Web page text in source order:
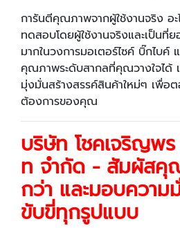
การันตีคุณภาพจากผู้ใช้งานจริง อะ
ทดสอบโดยผู้ใช้งานจริงและเป็นที่
มากในวงการมอเตอร์ไซค์ บิ๊กไบค์
คุณภาพระดับสากลที่คุณวางใจได้
มุ่งมั่นสร้างสรรค์สินค้าใหม่ๆ เพื่อ
ต้องการของคุณ
บริษัท โชคเจริญพ
ท จำกัด - สัมผัสคุ
กว่า และมอบความ
ขับขี่ทุกรูปแบบ